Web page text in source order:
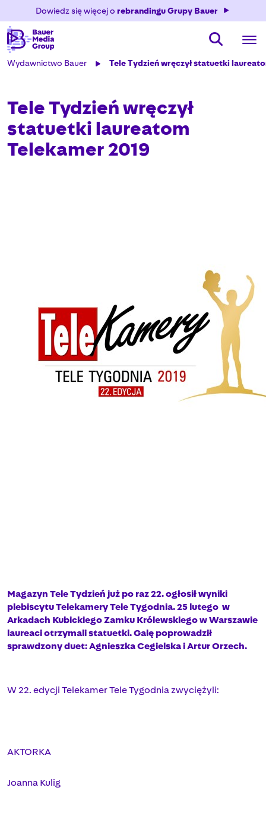
Dowiedz się więcej o rebrandingu Grupy Bauer
Wydawnictwo Bauer Tele Tydzień wręczył statuetki
Tele Tydzień wręczył
statuetki laureatom
Telekamer 2019
Magazyn Tele Tydzień już po raz 22. ogłosił wyniki
plebiscytu Telekamery Tele Tygodnia. 25 lutego w
Arkadach Kubickiego Zamku Królewskiego w Warszawie
laureaci otrzymali statuetki. Galę poprowadził
sprawdzony duet: Agnieszka Cegielska i Artur Orzech.
W 22. edycji Telekamer Tele Tygodnia zwyciężyli:
AKTORKA
Joanna Kulig